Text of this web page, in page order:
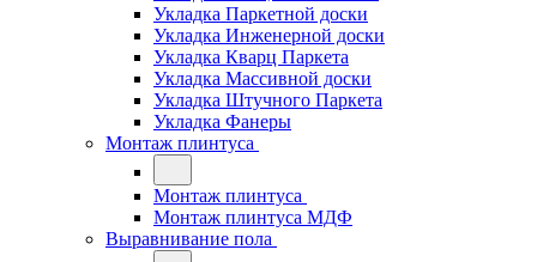
Укладка Паркетной доски
Укладка Инженерной доски
Укладка Кварц Паркета
Укладка Массивной доски
Укладка Штучного Паркета
Укладка Фанеры
Монтаж плинтуса
Монтаж плинтуса
Монтаж плинтуса МДФ
Выравнивание пола